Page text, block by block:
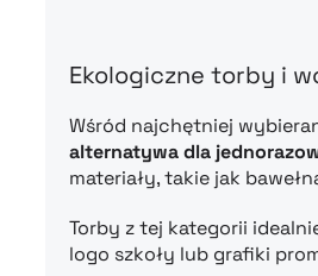
Ekologiczne torby i
Wśród najchętniej
alternatywa dla
materiały, takie jak
Torby z tej kategorii
logo szkoły lub grafiki